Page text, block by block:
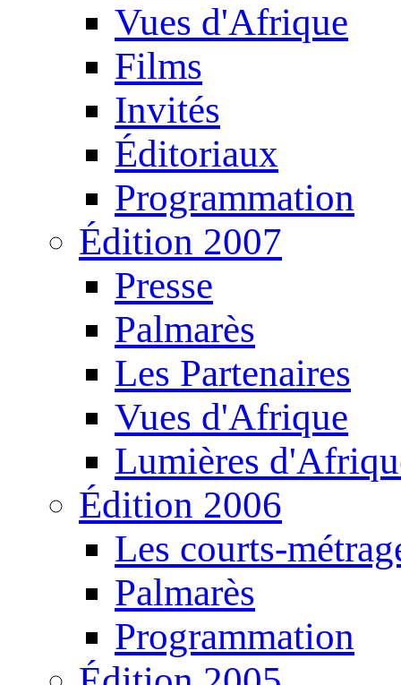
Vues d'Afrique
Films
Invités
Éditoriaux
Programmation
Édition 2007
Presse
Palmarès
Les Partenaires
Vues d'Afrique
Lumières
Édition 2006
Les courts-
Palmarès
Programmation